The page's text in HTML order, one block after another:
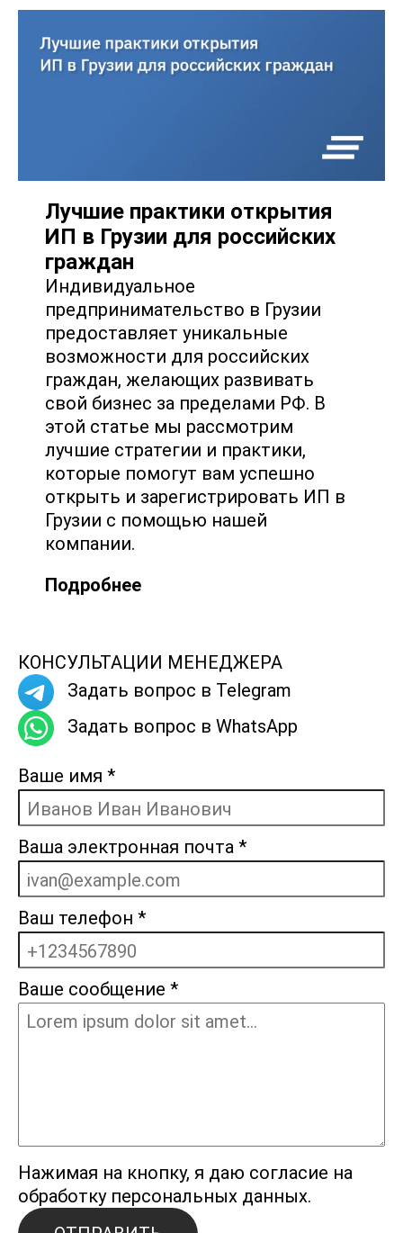
Лучшие практики открытия
ИП в Грузии для российских
граждан
Индивидуальное
предпринимательство в Грузии
предоставляет уникальные
возможности для российских
граждан, желающих развивать
свой бизнес за пределами РФ. В
этой статье мы рассмотрим
лучшие стратегии и практики,
которые помогут вам успешно
открыть и зарегистрировать ИП в
Грузии с помощью нашей
компании.
Подробнее
КОНСУЛЬТАЦИИ МЕНЕДЖЕРА
Задать вопрос в Telegram
Задать вопрос в WhatsApp
Ваше имя *
Ваша электронная почта *
Ваш телефон *
Ваше сообщение *
Нажимая на кнопку, я даю согласие на
обработку персональных данных.